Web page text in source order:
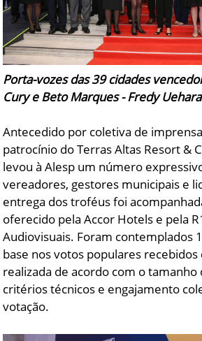
Porta-vozes das 39 cidades
Cury e Beto Marques - Fredy
Antecedido por coletiva de
patrocínio do Terras Altas Resort &
levou à Alesp um número
vereadores, gestores municipais e
entrega dos troféus foi
oferecido pela Accor Hotels e pela
Audiovisuais. Foram contemplados
base nos votos populares
realizada de acordo com o tamanho
critérios técnicos e engajamento
votação.